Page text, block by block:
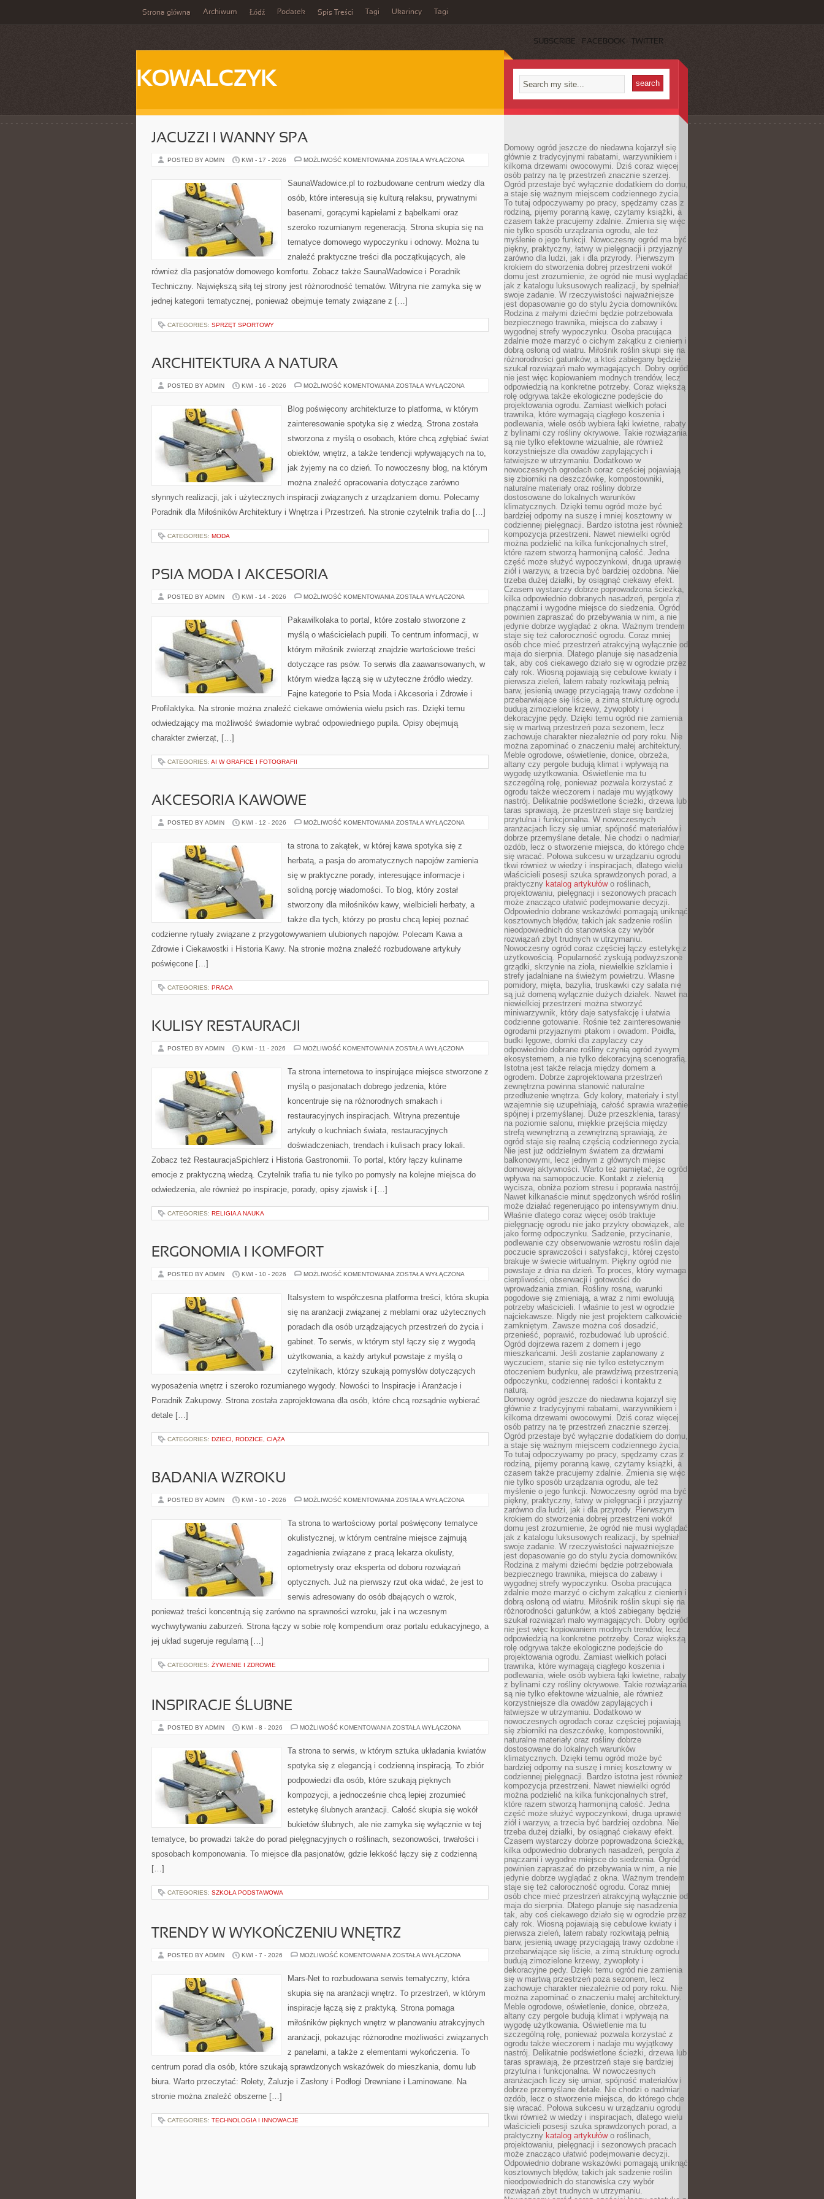
Strona główna Archiwum Łódź Podatek Spis Treści Tagi Ukarincy Tagi
SUBSCRIBE FACEBOOK TWITTER
KOWALCZYK
JACUZZI I WANNY SPA
POSTED BY ADMIN KWI - 17 - 2026 MOŻLIWOŚĆ KOMENTOWANIA JACUZZI
ZOSTAŁA WYŁĄCZONA
SaunaWadowice.pl to rozbudowane centrum wiedzy dla
osób, które interesują się kulturą relaksu, prywatnymi
basenami, gorącymi kąpielami z bąbelkami oraz
szeroko rozumianym regeneracją. Strona skupia się na
tematyce domowego wypoczynku i odnowy. Można tu
znaleźć praktyczne treści dla początkujących, ale
również dla pasjonatów domowego komfortu. Zobacz także SaunaWadowice i Poradnik
Techniczny. Największą siłą tej strony jest różnorodność tematów. Witryna nie zamyka się w
jednej kategorii tematycznej, ponieważ obejmuje tematy związane z […]
CATEGORIES: SPRZĘT SPORTOWY
ARCHITEKTURA A NATURA
POSTED BY ADMIN KWI - 16 - 2026 MOŻLIWOŚĆ KOMENTOWANIA ARCHITEKTURA
ZOSTAŁA WYŁĄCZONA
Blog poświęcony architekturze to platforma, w którym
zainteresowanie spotyka się z wiedzą. Strona została
stworzona z myślą o osobach, które chcą zgłębiać świat
obiektów, wnętrz, a także tendencji wpływających na to,
jak żyjemy na co dzień. To nowoczesny blog, na którym
można znaleźć opracowania dotyczące zarówno
słynnych realizacji, jak i użytecznych inspiracji związanych z urządzaniem domu. Polecamy
Poradnik dla Miłośników Architektury i Wnętrza i Przestrzeń. Na stronie czytelnik trafia do […]
CATEGORIES: MODA
PSIA MODA I AKCESORIA
POSTED BY ADMIN KWI - 14 - 2026 MOŻLIWOŚĆ KOMENTOWANIA PSIA
AKCESORIA
ZOSTAŁA WYŁĄCZONA
Pakawilkolaka to portal, które zostało stworzone z
myślą o właścicielach pupili. To centrum informacji, w
którym miłośnik zwierząt znajdzie wartościowe treści
dotyczące ras psów. To serwis dla zaawansowanych, w
którym wiedza łączą się w użyteczne źródło wiedzy.
Fajne kategorie to Psia Moda i Akcesoria i Zdrowie i
Profilaktyka. Na stronie można znaleźć ciekawe omówienia wielu psich ras. Dzięki temu
odwiedzający ma możliwość świadomie wybrać odpowiedniego pupila. Opisy obejmują
charakter zwierząt, […]
CATEGORIES: AI W GRAFICE I FOTOGRAFII
AKCESORIA KAWOWE
POSTED BY ADMIN KWI - 12 - 2026 MOŻLIWOŚĆ KOMENTOWANIA AKCESORIA
ZOSTAŁA WYŁĄCZONA
ta strona to zakątek, w której kawa spotyka się z
herbatą, a pasja do aromatycznych napojów zamienia
się w praktyczne porady, interesujące informacje i
solidną porcję wiadomości. To blog, który został
stworzony dla miłośników kawy, wielbicieli herbaty, a
także dla tych, którzy po prostu chcą lepiej poznać
codzienne rytuały związane z przygotowywaniem ulubionych napojów. Polecam Kawa a
Zdrowie i Ciekawostki i Historia Kawy. Na stronie można znaleźć rozbudowane artykuły
poświęcone […]
CATEGORIES: PRACA
KULISY RESTAURACJI
POSTED BY ADMIN KWI - 11 - 2026 MOŻLIWOŚĆ KOMENTOWANIA KULISY
ZOSTAŁA WYŁĄCZONA
Ta strona internetowa to inspirujące miejsce stworzone z
myślą o pasjonatach dobrego jedzenia, które
koncentruje się na różnorodnych smakach i
restauracyjnych inspiracjach. Witryna prezentuje
artykuły o kuchniach świata, restauracyjnych
doświadczeniach, trendach i kulisach pracy lokali.
Zobacz też RestauracjaSpichlerz i Historia Gastronomii. To portal, który łączy kulinarne
emocje z praktyczną wiedzą. Czytelnik trafia tu nie tylko po pomysły na kolejne miejsca do
odwiedzenia, ale również po inspiracje, porady, opisy zjawisk i […]
CATEGORIES: RELIGIA A NAUKA
ERGONOMIA I KOMFORT
POSTED BY ADMIN KWI - 10 - 2026 MOŻLIWOŚĆ KOMENTOWANIA ERGONOMIA
ZOSTAŁA WYŁĄCZONA
Italsystem to współczesna platforma treści, która skupia
się na aranżacji związanej z meblami oraz użytecznych
poradach dla osób urządzających przestrzeń do życia i
gabinet. To serwis, w którym styl łączy się z wygodą
użytkowania, a każdy artykuł powstaje z myślą o
czytelnikach, którzy szukają pomysłów dotyczących
wyposażenia wnętrz i szeroko rozumianego wygody. Nowości to Inspiracje i Aranżacje i
Poradnik Zakupowy. Strona została zaprojektowana dla osób, które chcą rozsądnie wybierać
detale […]
CATEGORIES: DZIECI, RODZICE, CIĄŻA
BADANIA WZROKU
POSTED BY ADMIN KWI - 10 - 2026 MOŻLIWOŚĆ KOMENTOWANIA BADANIA
ZOSTAŁA WYŁĄCZONA
Ta strona to wartościowy portal poświęcony tematyce
okulistycznej, w którym centralne miejsce zajmują
zagadnienia związane z pracą lekarza okulisty,
optometrysty oraz eksperta od doboru rozwiązań
optycznych. Już na pierwszy rzut oka widać, że jest to
serwis adresowany do osób dbających o wzrok,
ponieważ treści koncentrują się zarówno na sprawności wzroku, jak i na wczesnym
wychwytywaniu zaburzeń. Strona łączy w sobie rolę kompendium oraz portalu edukacyjnego, a
jej układ sugeruje regularną […]
CATEGORIES: ŻYWIENIE I ZDROWIE
INSPIRACJE ŚLUBNE
POSTED BY ADMIN KWI - 8 - 2026 MOŻLIWOŚĆ KOMENTOWANIA INSPIRACJE
ZOSTAŁA WYŁĄCZONA
Ta strona to serwis, w którym sztuka układania kwiatów
spotyka się z elegancją i codzienną inspiracją. To zbiór
podpowiedzi dla osób, które szukają pięknych
kompozycji, a jednocześnie chcą lepiej zrozumieć
estetykę ślubnych aranżacji. Całość skupia się wokół
bukietów ślubnych, ale nie zamyka się wyłącznie w tej
tematyce, bo prowadzi także do porad pielęgnacyjnych o roślinach, sezonowości, trwałości i
sposobach komponowania. To miejsce dla pasjonatów, gdzie lekkość łączy się z codzienną
[…]
CATEGORIES: SZKOŁA PODSTAWOWA
TRENDY W WYKOŃCZENIU WNĘTRZ
POSTED BY ADMIN KWI - 7 - 2026 MOŻLIWOŚĆ KOMENTOWANIA TRENDY
WNĘTRZ
ZOSTAŁA WYŁĄCZONA
Mars-Net to rozbudowana serwis tematyczny, która
skupia się na aranżacji wnętrz. To przestrzeń, w którym
inspiracje łączą się z praktyką. Strona pomaga
miłośników pięknych wnętrz w planowaniu atrakcyjnych
aranżacji, pokazując różnorodne możliwości związanych
z panelami, a także z elementami wykończenia. To
centrum porad dla osób, które szukają sprawdzonych wskazówek do mieszkania, domu lub
biura. Warto przeczytać: Rolety, Żaluzje i Zasłony i Podłogi Drewniane i Laminowane. Na
stronie można znaleźć obszerne […]
CATEGORIES: TECHNOLOGIA I INNOWACJE
Domowy ogród jeszcze do niedawna kojarzył się
głównie z tradycyjnymi rabatami, warzywnikiem i
kilkoma drzewami owocowymi. Dziś coraz więcej
osób patrzy na tę przestrzeń znacznie szerzej.
Ogród przestaje być wyłącznie dodatkiem do domu,
a staje się ważnym miejscem codziennego życia.
To tutaj odpoczywamy po pracy, spędzamy czas z
rodziną, pijemy poranną kawę, czytamy książki, a
czasem także pracujemy zdalnie. Zmienia się więc
nie tylko sposób urządzania ogrodu, ale też
myślenie o jego funkcji. Nowoczesny ogród ma być
piękny, praktyczny, łatwy w pielęgnacji i przyjazny
zarówno dla ludzi, jak i dla przyrody. Pierwszym
krokiem do stworzenia dobrej przestrzeni wokół
domu jest zrozumienie, że ogród nie musi wyglądać
jak z katalogu luksusowych realizacji, by spełniał
swoje zadanie. W rzeczywistości najważniejsze
jest dopasowanie go do stylu życia domowników.
Rodzina z małymi dziećmi będzie potrzebowała
bezpiecznego trawnika, miejsca do zabawy i
wygodnej strefy wypoczynku. Osoba pracująca
zdalnie może marzyć o cichym zakątku z cieniem i
dobrą osłoną od wiatru. Miłośnik roślin skupi się na
różnorodności gatunków, a ktoś zabiegany będzie
szukał rozwiązań mało wymagających. Dobry ogród
nie jest więc kopiowaniem modnych trendów, lecz
odpowiedzią na konkretne potrzeby. Coraz większą
rolę odgrywa także ekologiczne podejście do
projektowania ogrodu. Zamiast wielkich połaci
trawnika, które wymagają ciągłego koszenia i
podlewania, wiele osób wybiera łąki kwietne, rabaty
z bylinami czy rośliny okrywowe. Takie rozwiązania
są nie tylko efektowne wizualnie, ale również
korzystniejsze dla owadów zapylających i
łatwiejsze w utrzymaniu. Dodatkowo w
nowoczesnych ogrodach coraz częściej pojawiają
się zbiorniki na deszczówkę, kompostowniki,
naturalne materiały oraz rośliny dobrze
dostosowane do lokalnych warunków
klimatycznych. Dzięki temu ogród może być
bardziej odporny na suszę i mniej kosztowny w
codziennej pielęgnacji. Bardzo istotna jest również
kompozycja przestrzeni. Nawet niewielki ogród
można podzielić na kilka funkcjonalnych stref,
które razem stworzą harmonijną całość. Jedna
część może służyć wypoczynkowi, druga uprawie
ziół i warzyw, a trzecia być bardziej ozdobna. Nie
trzeba dużej działki, by osiągnąć ciekawy efekt.
Czasem wystarczy dobrze poprowadzona ścieżka,
kilka odpowiednio dobranych nasadzeń, pergola z
pnączami i wygodne miejsce do siedzenia. Ogród
powinien zapraszać do przebywania w nim, a nie
jedynie dobrze wyglądać z okna. Ważnym trendem
staje się też całoroczność ogrodu. Coraz mniej
osób chce mieć przestrzeń atrakcyjną wyłącznie od
maja do sierpnia. Dlatego planuje się nasadzenia
tak, aby coś ciekawego działo się w ogrodzie przez
cały rok. Wiosną pojawiają się cebulowe kwiaty i
pierwsza zieleń, latem rabaty rozkwitają pełnią
barw, jesienią uwagę przyciągają trawy ozdobne i
przebarwiające się liście, a zimą strukturę ogrodu
budują zimozielone krzewy, żywopłoty i
dekoracyjne pędy. Dzięki temu ogród nie zamienia
się w martwą przestrzeń poza sezonem, lecz
zachowuje charakter niezależnie od pory roku. Nie
można zapominać o znaczeniu małej architektury.
Meble ogrodowe, oświetlenie, donice, obrzeża,
altany czy pergole budują klimat i wpływają na
wygodę użytkowania. Oświetlenie ma tu
szczególną rolę, ponieważ pozwala korzystać z
ogrodu także wieczorem i nadaje mu wyjątkowy
nastrój. Delikatnie podświetlone ścieżki, drzewa lub
taras sprawiają, że przestrzeń staje się bardziej
przytulna i funkcjonalna. W nowoczesnych
aranżacjach liczy się umiar, spójność materiałów i
dobrze przemyślane detale. Nie chodzi o nadmiar
ozdób, lecz o stworzenie miejsca, do którego chce
się wracać. Połowa sukcesu w urządzaniu ogrodu
tkwi również w wiedzy i inspiracjach, dlatego wielu
właścicieli posesji szuka sprawdzonych porad, a
praktyczny katalog artykułówo roślinach,
projektowaniu, pielęgnacji i sezonowych pracach
może znacząco ułatwić podejmowanie decyzji.
Odpowiednio dobrane wskazówki pomagają uniknąć
kosztownych błędów, takich jak sadzenie roślin
nieodpowiednich do stanowiska czy wybór
rozwiązań zbyt trudnych w utrzymaniu.
Nowoczesny ogród coraz częściej łączy estetykę z
użytkowością. Popularność zyskują podwyższone
grządki, skrzynie na zioła, niewielkie szklarnie i
strefy jadalniane na świeżym powietrzu. Własne
pomidory, mięta, bazylia, truskawki czy sałata nie
są już domeną wyłącznie dużych działek. Nawet na
niewielkiej przestrzeni można stworzyć
miniwarzywnik, który daje satysfakcję i ułatwia
codzienne gotowanie. Rośnie też zainteresowanie
ogrodami przyjaznymi ptakom i owadom. Poidła,
budki lęgowe, domki dla zapylaczy czy
odpowiednio dobrane rośliny czynią ogród żywym
ekosystemem, a nie tylko dekoracyjną scenografią.
Istotna jest także relacja między domem a
ogrodem. Dobrze zaprojektowana przestrzeń
zewnętrzna powinna stanowić naturalne
przedłużenie wnętrza. Gdy kolory, materiały i styl
wzajemnie się uzupełniają, całość sprawia wrażenie
spójnej i przemyślanej. Duże przeszklenia, tarasy
na poziomie salonu, miękkie przejścia między
strefą wewnętrzną a zewnętrzną sprawiają, że
ogród staje się realną częścią codziennego życia.
Nie jest już oddzielnym światem za drzwiami
balkonowymi, lecz jednym z głównych miejsc
domowej aktywności. Warto też pamiętać, że ogród
wpływa na samopoczucie. Kontakt z zielenią
wycisza, obniża poziom stresu i poprawia nastrój.
Nawet kilkanaście minut spędzonych wśród roślin
może działać regenerująco po intensywnym dniu.
Właśnie dlatego coraz więcej osób traktuje
pielęgnację ogrodu nie jako przykry obowiązek, ale
jako formę odpoczynku. Sadzenie, przycinanie,
podlewanie czy obserwowanie wzrostu roślin daje
poczucie sprawczości i satysfakcji, której często
brakuje w świecie wirtualnym. Piękny ogród nie
powstaje z dnia na dzień. To proces, który wymaga
cierpliwości, obserwacji i gotowości do
wprowadzania zmian. Rośliny rosną, warunki
pogodowe się zmieniają, a wraz z nimi ewoluują
potrzeby właścicieli. I właśnie to jest w ogrodzie
najciekawsze. Nigdy nie jest projektem całkowicie
zamkniętym. Zawsze można coś dosadzić,
przenieść, poprawić, rozbudować lub uprościć.
Ogród dojrzewa razem z domem i jego
mieszkańcami. Jeśli zostanie zaplanowany z
wyczuciem, stanie się nie tylko estetycznym
otoczeniem budynku, ale prawdziwą przestrzenią
odpoczynku, codziennej radości i kontaktu z
naturą.
Domowy ogród jeszcze do niedawna kojarzył się
głównie z tradycyjnymi rabatami, warzywnikiem i
kilkoma drzewami owocowymi. Dziś coraz więcej
osób patrzy na tę przestrzeń znacznie szerzej.
Ogród przestaje być wyłącznie dodatkiem do domu,
a staje się ważnym miejscem codziennego życia.
To tutaj odpoczywamy po pracy, spędzamy czas z
rodziną, pijemy poranną kawę, czytamy książki, a
czasem także pracujemy zdalnie. Zmienia się więc
nie tylko sposób urządzania ogrodu, ale też
myślenie o jego funkcji. Nowoczesny ogród ma być
piękny, praktyczny, łatwy w pielęgnacji i przyjazny
zarówno dla ludzi, jak i dla przyrody. Pierwszym
krokiem do stworzenia dobrej przestrzeni wokół
domu jest zrozumienie, że ogród nie musi wyglądać
jak z katalogu luksusowych realizacji, by spełniał
swoje zadanie. W rzeczywistości najważniejsze
jest dopasowanie go do stylu życia domowników.
Rodzina z małymi dziećmi będzie potrzebowała
bezpiecznego trawnika, miejsca do zabawy i
wygodnej strefy wypoczynku. Osoba pracująca
zdalnie może marzyć o cichym zakątku z cieniem i
dobrą osłoną od wiatru. Miłośnik roślin skupi się na
różnorodności gatunków, a ktoś zabiegany będzie
szukał rozwiązań mało wymagających. Dobry ogród
nie jest więc kopiowaniem modnych trendów, lecz
odpowiedzią na konkretne potrzeby. Coraz większą
rolę odgrywa także ekologiczne podejście do
projektowania ogrodu. Zamiast wielkich połaci
trawnika, które wymagają ciągłego koszenia i
podlewania, wiele osób wybiera łąki kwietne, rabaty
z bylinami czy rośliny okrywowe. Takie rozwiązania
są nie tylko efektowne wizualnie, ale również
korzystniejsze dla owadów zapylających i
łatwiejsze w utrzymaniu. Dodatkowo w
nowoczesnych ogrodach coraz częściej pojawiają
się zbiorniki na deszczówkę, kompostowniki,
naturalne materiały oraz rośliny dobrze
dostosowane do lokalnych warunków
klimatycznych. Dzięki temu ogród może być
bardziej odporny na suszę i mniej kosztowny w
codziennej pielęgnacji. Bardzo istotna jest również
kompozycja przestrzeni. Nawet niewielki ogród
można podzielić na kilka funkcjonalnych stref,
które razem stworzą harmonijną całość. Jedna
część może służyć wypoczynkowi, druga uprawie
ziół i warzyw, a trzecia być bardziej ozdobna. Nie
trzeba dużej działki, by osiągnąć ciekawy efekt.
Czasem wystarczy dobrze poprowadzona ścieżka,
kilka odpowiednio dobranych nasadzeń, pergola z
pnączami i wygodne miejsce do siedzenia. Ogród
powinien zapraszać do przebywania w nim, a nie
jedynie dobrze wyglądać z okna. Ważnym trendem
staje się też całoroczność ogrodu. Coraz mniej
osób chce mieć przestrzeń atrakcyjną wyłącznie od
maja do sierpnia. Dlatego planuje się nasadzenia
tak, aby coś ciekawego działo się w ogrodzie przez
cały rok. Wiosną pojawiają się cebulowe kwiaty i
pierwsza zieleń, latem rabaty rozkwitają pełnią
barw, jesienią uwagę przyciągają trawy ozdobne i
przebarwiające się liście, a zimą strukturę ogrodu
budują zimozielone krzewy, żywopłoty i
dekoracyjne pędy. Dzięki temu ogród nie zamienia
się w martwą przestrzeń poza sezonem, lecz
zachowuje charakter niezależnie od pory roku. Nie
można zapominać o znaczeniu małej architektury.
Meble ogrodowe, oświetlenie, donice, obrzeża,
altany czy pergole budują klimat i wpływają na
wygodę użytkowania. Oświetlenie ma tu
szczególną rolę, ponieważ pozwala korzystać z
ogrodu także wieczorem i nadaje mu wyjątkowy
nastrój. Delikatnie podświetlone ścieżki, drzewa lub
taras sprawiają, że przestrzeń staje się bardziej
przytulna i funkcjonalna. W nowoczesnych
aranżacjach liczy się umiar, spójność materiałów i
dobrze przemyślane detale. Nie chodzi o nadmiar
ozdób, lecz o stworzenie miejsca, do którego chce
się wracać. Połowa sukcesu w urządzaniu ogrodu
tkwi również w wiedzy i inspiracjach, dlatego wielu
właścicieli posesji szuka sprawdzonych porad, a
praktyczny katalog artykułówo roślinach,
projektowaniu, pielęgnacji i sezonowych pracach
może znacząco ułatwić podejmowanie decyzji.
Odpowiednio dobrane wskazówki pomagają uniknąć
kosztownych błędów, takich jak sadzenie roślin
nieodpowiednich do stanowiska czy wybór
rozwiązań zbyt trudnych w utrzymaniu.